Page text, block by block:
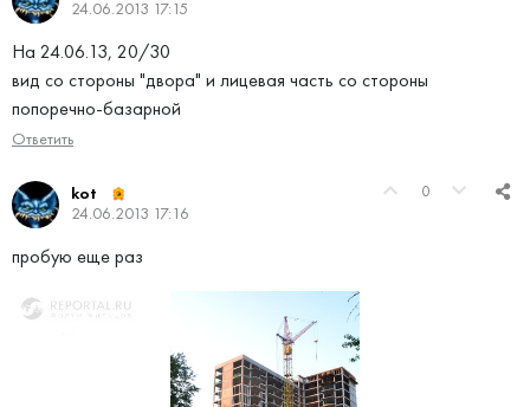
24.06.2013 17:15
На 24.06.13, 20/30
вид со стороны "двора" и лицевая часть со стороны
попоречно-базарной
Ответить
0
kot
24.06.2013 17:16
пробую еще раз